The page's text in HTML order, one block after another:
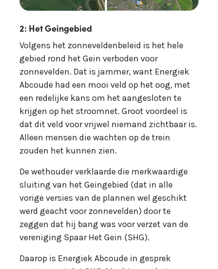
2: Het Geingebied
Volgens het zonneveldenbeleid is het hele
gebied rond het Gein verboden voor
zonnevelden. Dat is jammer, want Energiek
Abcoude had een mooi veld op het oog, met
een redelijke kans om het aangesloten te
krijgen op het stroomnet. Groot voordeel is
dat dit veld voor vrijwel niemand zichtbaar is.
Alleen mensen die wachten op de trein
zouden het kunnen zien.
De wethouder verklaarde die merkwaardige
sluiting van het Geingebied (dat in alle
vorige versies van de plannen wel geschikt
werd geacht voor zonnevelden) door te
zeggen dat hij bang was voor verzet van de
vereniging Spaar Het Gein (SHG).
Daarop is Energiek Abcoude in gesprek